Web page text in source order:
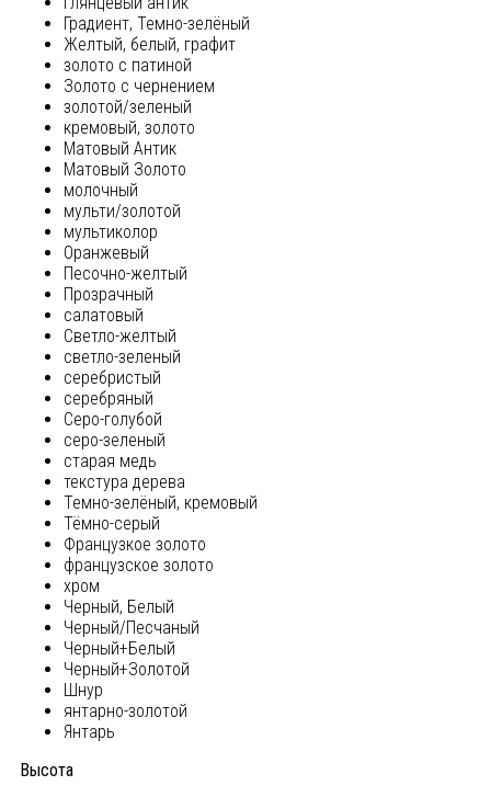
Градиент, Темно-зелёный
Желтый, белый, графит
золото с патиной
Золото с чернением
золотой/зеленый
кремовый, золото
Матовый Антик
Матовый Золото
молочный
мульти/золотой
мультиколор
Оранжевый
Песочно-желтый
Прозрачный
салатовый
Светло-желтый
светло-зеленый
серебристый
серебряный
Серо-голубой
серо-зеленый
старая медь
текстура дерева
Темно-зелёный, кремовый
Тёмно-серый
Французкое золото
французское золото
хром
Черный, Белый
Черный/Песчаный
Черный+Белый
Черный+Золотой
Шнур
янтарно-золотой
Янтарь
Высота